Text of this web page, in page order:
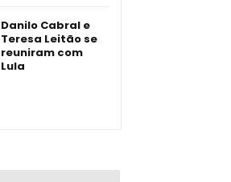
Danilo Cabral e
Teresa Leitão se
reuniram com
Lula